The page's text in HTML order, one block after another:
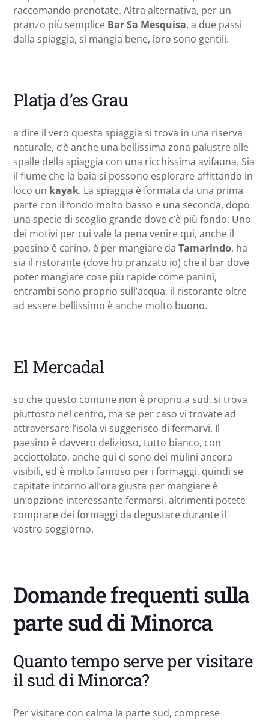
raccomando prenotate. Altra alternativa, per un
pranzo più semplice Bar Sa Mesquisa, a due passi
dalla spiaggia, si mangia bene, loro sono gentili.
Platja d’es Grau
a dire il vero questa spiaggia si trova in una riserva
naturale, c’è anche una bellissima zona palustre alle
spalle della spiaggia con una ricchissima avifauna. Sia
il fiume che la baia si possono esplorare affittando in
loco un kayak. La spiaggia è formata da una prima
parte con il fondo molto basso e una seconda, dopo
una specie di scoglio grande dove c’è più fondo. Uno
dei motivi per cui vale la pena venire qui, anche il
paesino è carino, è per mangiare da Tamarindo, ha
sia il ristorante (dove ho pranzato io) che il bar dove
poter mangiare cose più rapide come panini,
entrambi sono proprio sull’acqua, il ristorante oltre
ad essere bellissimo è anche molto buono.
El Mercadal
so che questo comune non è proprio a sud, si trova
piuttosto nel centro, ma se per caso vi trovate ad
attraversare l’isola vi suggerisco di fermarvi. Il
paesino è davvero delizioso, tutto bianco, con
acciottolato, anche qui ci sono dei mulini ancora
visibili, ed è molto famoso per i formaggi, quindi se
capitate intorno all’ora giusta per mangiare è
un’opzione interessante fermarsi, altrimenti potete
comprare dei formaggi da degustare durante il
vostro soggiorno.
Domande frequenti sulla
parte sud di Minorca
Quanto tempo serve per visitare
il sud di Minorca?
Per visitare con calma la parte sud, comprese